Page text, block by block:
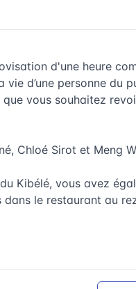
d'une heure
d’une personne du
vous souhaitez
Chloé Sirot et Meng
Kibélé, vous avez
le restaurant au